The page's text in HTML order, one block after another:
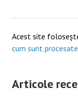
Acest site
cum sunt
Articole